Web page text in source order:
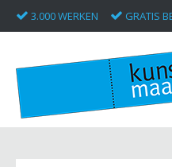
3.000 WERKEN GRATIS